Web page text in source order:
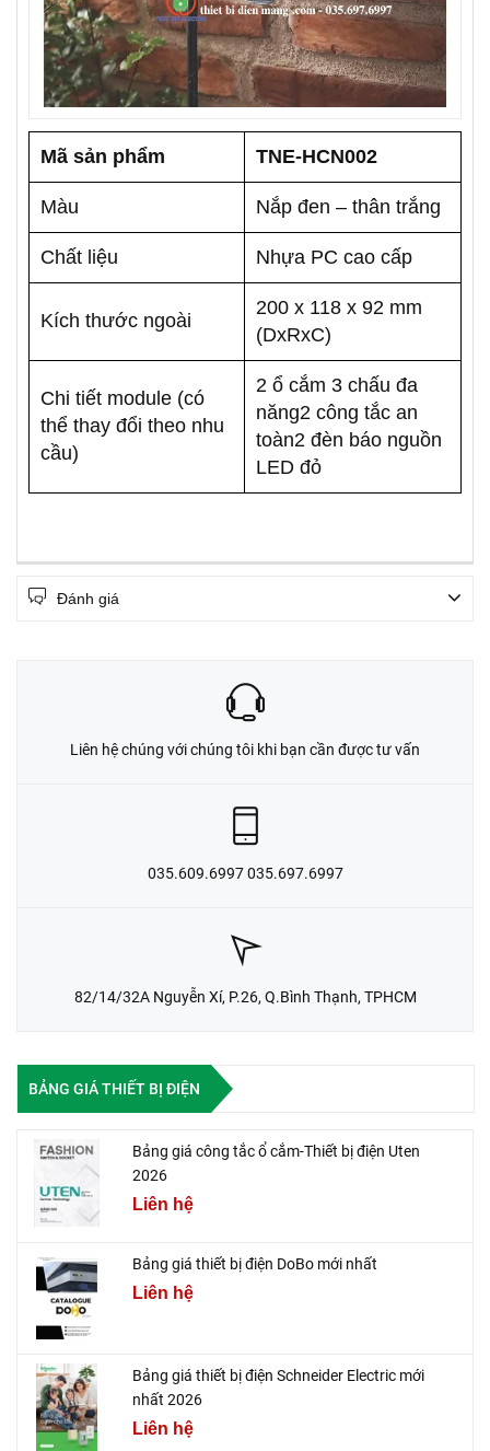
Mã sản phẩm TNE-HCN002
Màu Nắp đen – thân trắng
Chất liệu Nhựa PC cao cấp
Kích thước ngoài
200 x 118 x 92 mm
(DxRxC)
Chi tiết module (có
thể thay đổi theo nhu
cầu)
2 ổ cắm 3 chấu đa
năng2 công tắc an
toàn2 đèn báo nguồn
LED đỏ
Đánh giá
Liên hệ chúng với chúng tôi khi bạn cần được tư vấn
035.609.6997 035.697.6997
82/14/32A Nguyễn Xí, P.26, Q.Bình Thạnh, TPHCM
BẢNG GIÁ THIẾT BỊ ĐIỆN
Bảng giá công tắc ổ cắm-Thiết bị điện Uten
2026
Liên hệ
Bảng giá thiết bị điện DoBo mới nhất
Liên hệ
Bảng giá thiết bị điện Schneider Electric mới
nhất 2026
Liên hệ